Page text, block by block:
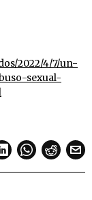
2022/4/7/un-
sexual-